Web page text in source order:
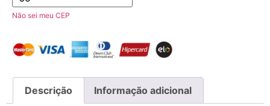
Não sei meu CEP
Descrição Informação adicional